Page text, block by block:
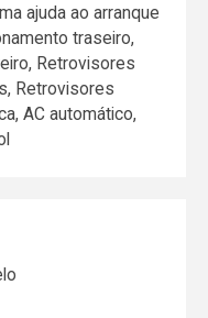
ajuda ao arranque
traseiro,
Retrovisores
Retrovisores
AC automático,